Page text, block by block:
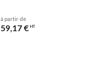
à partir de
59,17 € HT